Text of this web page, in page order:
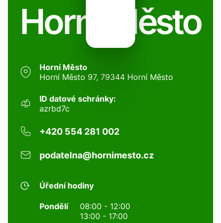
Horní Město
Horní Město
Horní Město 97, 79344 Horní Město
ID datové schránky:
azrbd7c
+420 554 281 002
podatelna@hornimesto.cz
Úřední hodiny
Pondělí
08:00 - 12:00
13:00 - 17:00